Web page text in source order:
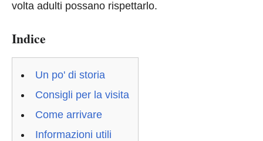
volta adulti possano rispettarlo.
Indice
Un po' di storia
Consigli per la visita
Come arrivare
Informazioni utili